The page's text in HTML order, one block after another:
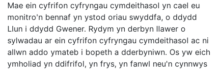
Mae ein cyfrifon cyfryngau cymdeithasol yn cael eu
monitro'n bennaf yn ystod oriau swyddfa, o ddydd
Llun i ddydd Gwener. Rydym yn derbyn llawer o
sylwadau ar ein cyfrifon cyfryngau cymdeithasol ac ni
allwn addo ymateb i bopeth a dderbyniwn. Os yw eich
ymholiad yn ddifrifol, yn frys, yn fanwl neu'n cynnwys